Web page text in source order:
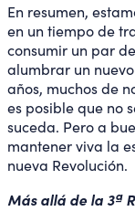
En resumen,
en un tiempo de
consumir un par
alumbrar un
años, muchos de
es posible que no
suceda. Pero a
mantener viva la
nueva Revolución.
Más allá de la 3ª